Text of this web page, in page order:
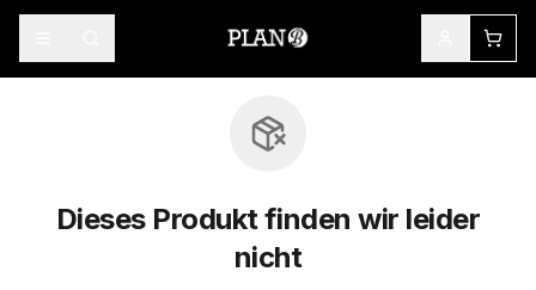
Dieses Produkt finden wir leider
nicht